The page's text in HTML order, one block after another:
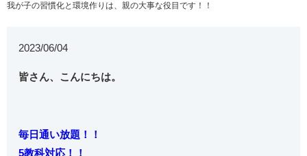
我が子の習慣化と環境作りは、親の大事な役目です！！
2023/06/04
皆さん、こんにちは。
毎日通い放題！！
5教科対応！！